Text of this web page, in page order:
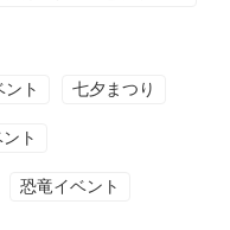
ト 七夕まつり
ト
恐竜イベント